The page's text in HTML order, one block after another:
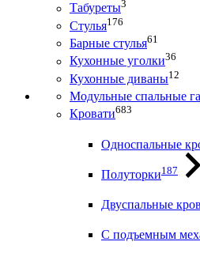
Табуреты3
Стулья176
Барные стулья61
Кухонные уголки36
Кухонные диваны12
Модульные спальные
Кровати683
Односпальные
Полуторки187
Двуспальные
С подъемным